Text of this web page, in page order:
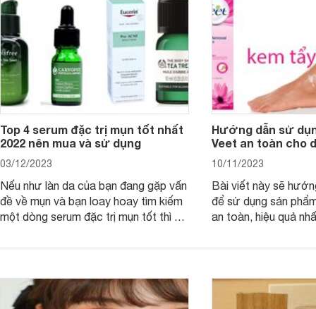
Top 4 serum đặc trị mụn tốt nhất
2022 nên mua và sử dụng
03/12/2023
Nếu như làn da của bạn đang gặp vấn
đề về mụn và bạn loay hoay tìm kiếm
một dòng serum đặc trị mụn tốt thì bài
Hướng dẫn sử
Veet an toàn cho
10/11/2023
Bài viết này sẽ
để sử dụng sản
an toàn, hiệu quả